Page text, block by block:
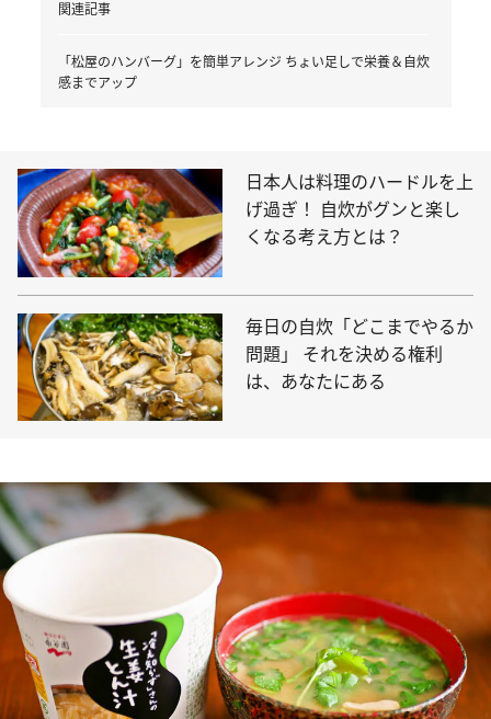
関連記事
「松屋のハンバーグ」を簡単アレンジ ちょい足しで栄養＆自炊
感までアップ
日本人は料理のハードルを上
げ過ぎ！ 自炊がグンと楽し
くなる考え方とは？
毎日の自炊「どこまでやるか
問題」 それを決める権利
は、あなたにある